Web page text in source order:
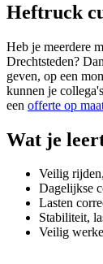
Heftruck
Heb je meerdere
Drechtsteden?
geven, op een
kunnen je
een offerte op
Wat je
Veilig
Dagelijkse
Lasten
Stabiliteit,
Veilig